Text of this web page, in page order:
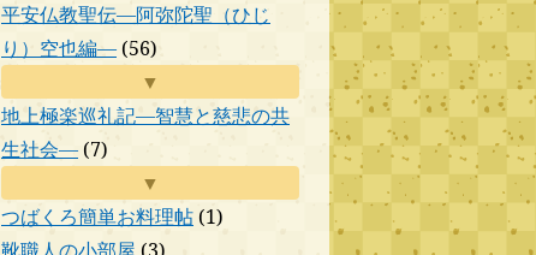
平安仏教聖伝―阿弥陀聖（ひじ
り）空也編― (56)
▼
地上極楽巡礼記―智慧と慈悲の共
生社会― (7)
▼
つばくろ簡単お料理帖 (1)